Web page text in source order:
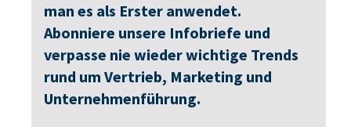
man es als Erster anwendet.
Abonniere unsere Infobriefe und
verpasse nie wieder wichtige Trends
rund um Vertrieb, Marketing und
Unternehmenführung.